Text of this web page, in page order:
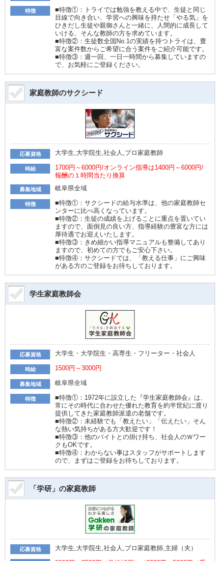
特徴
■特徴①：トライでは勉強を教える中で、生徒と同じ
目線で向き合い、学習への興味を持たせ「やる気」を
ひきだし生徒や親御さんと一緒に、人間的に成長して
いける、そんな教師の方を求めています。
■特徴②：生徒数全国No.1の実績を持つトライは、豊
富な案件数からご希望に合う案件をご紹介可能です。
■特徴③：週一回、一日一時間から募集していますの
で、お気軽にご登録ください。
家庭教師のサクシード
応募資格 大学生,大学院生,社会人,プロ家庭教師
時給
1700円～6000円/オンライン指導は1400円～6000円/
報酬の１時間当たり換算
募集地域 岐阜県全域
特徴
■特徴①：サクシードの給与水準は、他の家庭教師セ
ンターに比べ高くなっています。
■特徴②：生徒の成績を上げることに重点を置いてい
ますので、面倒見の良い方、指導経験の豊富な方には
厚待遇でお迎えいたします。
■特徴③：きめ細かい指導マニュアルも整備してあり
ますので、初めての方でもご安心下さい。
■特徴④：サクシードでは、「教える仕事」にご興味
がある方のご登録をお待ちしております。
学生家庭教師会
応募資格 大学生・大学院生・高専生・フリーター・社会人
時給 1500円～3000円
募集地域 岐阜県全域
特徴
■特徴①：1972年に設立した『学生家庭教師会』は、
常にその時代に合わせた優れた教育を約半世紀に渡り
提供してきた家庭教師派遣の老舗です。
■特徴②：未経験でも「教えたい」「伝えたい」そん
な熱い気持ちがある方大歓迎です！
■特徴③：他のバイトとの掛け持ち、社会人のＷワー
クもOKです。
■特徴④：わからない事はスタッフがサポートします
ので、まずはご登録をお待ちしております。
「学研」の家庭教師
応募資格
大学生,大学院生,社会人,プロ家庭教師,主婦（夫）